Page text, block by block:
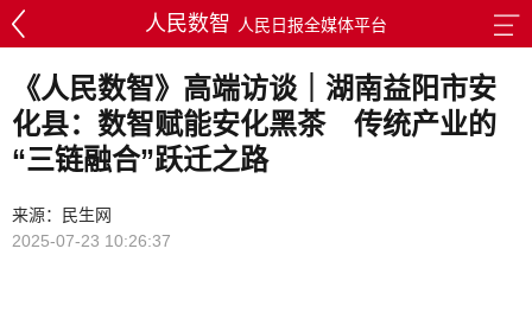
人民数智 人民日报全媒体平台
《人民数智》高端访谈｜湖南益阳市安
化县：数智赋能安化黑茶 传统产业的
“三链融合”跃迁之路
来源：民生网
2025-07-23 10:26:37